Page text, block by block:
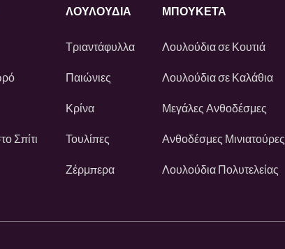
Σπίτι
ΛΟΥΛΟΎΔΙΑ
Τριαντάφυλλα
Παιώνιες
Κρίνα
Τουλίπες
Ζέρμπερα
ΜΠΟΥΚΕΤΑ
Λουλούδια σε Κουτιά
Λουλούδια σε Καλάθια
Μεγάλες Ανθοδέσμες
Ανθοδέσμες Μινιατούρες
Λουλούδια Πολυτελείας